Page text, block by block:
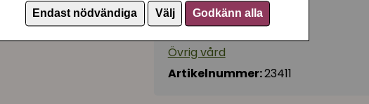
Endast nödvändiga Välj Godkänn alla
Kattungetillbehör
Transportväska katt
Övrig vård
Artikelnummer:23411